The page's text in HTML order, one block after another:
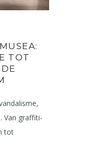
TOT
Van graffiti-
tot